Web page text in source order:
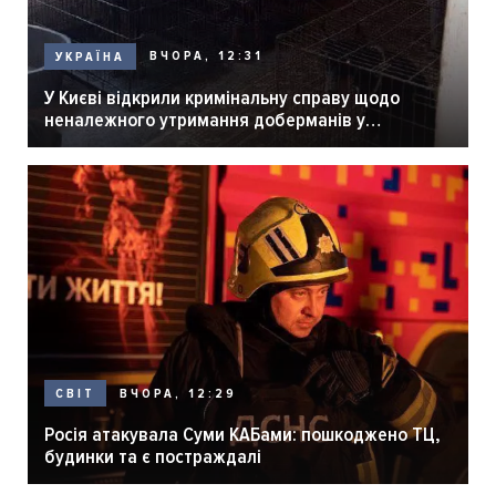
УКРАЇНА ВЧОРА, 12:31
У Києві відкрили кримінальну справу щодо
неналежного утримання доберманів у
розпліднику
СВІТ ВЧОРА, 12:29
Росія атакувала Суми КАБами: пошкоджено ТЦ,
будинки та є постраждалі